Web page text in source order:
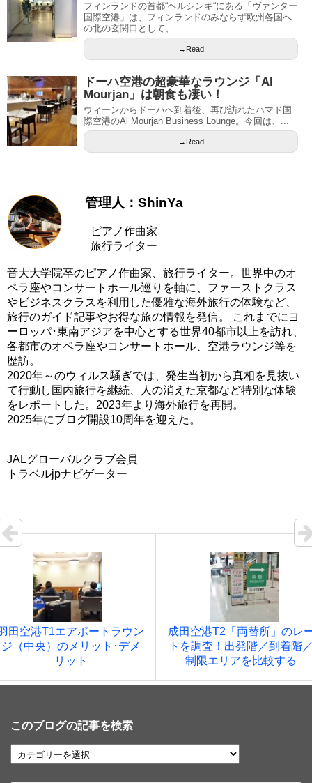
フィンランドの首都“ヘルシンキ“にある「ヴァンター
国際空港」は、フィンランドのみならず欧州各国へ
の北の玄関口として、...
→Read
ドーハ空港の超豪華なラウンジ「Al
Mourjan」は朝食も凄い！
ウィーンからドーハへ到着後、再び訪れたハマド国
際空港のAl Mourjan Business Lounge。今回は、...
→Read
管理人：ShinYa
ピアノ作曲家
旅行ライター
音大大学院卒のピアノ作曲家、旅行ライター。世界中のオ
ペラ座やコンサートホール巡りを軸に、ファーストクラス
やビジネスクラスを利用した優雅な海外旅行の体験など、
旅行のガイド記事やお得な旅の情報を発信。 これまでにヨ
ーロッパ･東南アジアを中心とする世界40都市以上を訪れ、
各都市のオペラ座やコンサートホール、空港ラウンジ等を
歴訪。
2020年～のウィルス騒ぎでは、発生当初から真相を見抜い
て行動し国内旅行を継続、人の消えた京都など特別な体験
をレポートした。2023年より海外旅行を再開。
2025年にブログ開設10周年を迎えた。
JALグローバルクラブ会員
トラベルjpナビゲーター
田空港T1エアポートラウン
ジ（中央）のメリット･デメ
リット
成田空港T2「両替所」のレ
トを調査！出発階／到着階
制限エリアを比較する
このブログの記事を検索